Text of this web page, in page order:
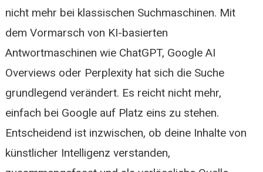
nicht mehr bei klassischen Suchmaschinen. Mit
dem Vormarsch von KI-basierten
Antwortmaschinen wie ChatGPT, Google AI
Overviews oder Perplexity hat sich die Suche
grundlegend verändert. Es reicht nicht mehr,
einfach bei Google auf Platz eins zu stehen.
Entscheidend ist inzwischen, ob deine Inhalte von
künstlicher Intelligenz verstanden,